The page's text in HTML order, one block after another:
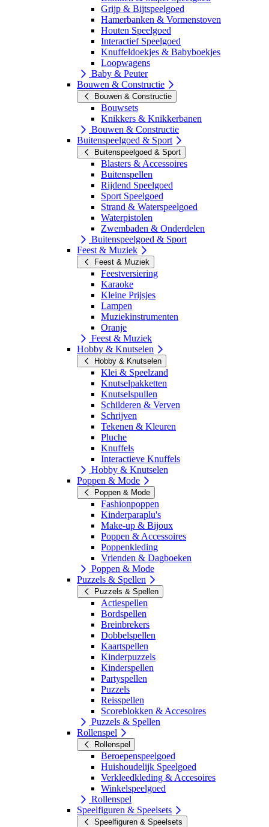
Grijp & Bijtspeelgoed
Hamerbanken & Vormenstoven
Houten Speelgoed
Interactief Speelgoed
Knuffeldoekjes & Babyboekjes
Loopwagens
Baby & Peuter
Bouwen & Constructie
Bouwen & Constructie
Bouwsets
Knikkers & Knikkerbanen
Bouwen & Constructie
Buitenspeelgoed & Sport
Buitenspeelgoed & Sport
Blasters & Accessoires
Buitenspellen
Rijdend Speelgoed
Sport Speelgoed
Strand & Waterspeelgoed
Waterpistolen
Zwembaden & Onderdelen
Buitenspeelgoed & Sport
Feest & Muziek
Feest & Muziek
Feestversiering
Karaoke
Kleine Prijsjes
Lampen
Muziekinstrumenten
Oranje
Feest & Muziek
Hobby & Knutselen
Hobby & Knutselen
Klei & Speelzand
Knutselpakketten
Knutselspullen
Schilderen & Verven
Schrijven
Tekenen & Kleuren
Pluche
Knuffels
Interactieve Knuffels
Hobby & Knutselen
Poppen & Mode
Poppen & Mode
Fashionpoppen
Kinderparaplu's
Make-up & Bijoux
Poppen & Accessoires
Poppenkleding
Vrienden & Dagboeken
Poppen & Mode
Puzzels & Spellen
Puzzels & Spellen
Actiespellen
Bordspellen
Breinbrekers
Dobbelspellen
Kaartspellen
Kinderpuzzels
Kinderspellen
Partyspellen
Puzzels
Reisspellen
Scoreblokken & Accesoires
Puzzels & Spellen
Rollenspel
Rollenspel
Beroepenspeelgoed
Huishoudelijk Speelgoed
Verkleedkleding & Accesoires
Winkelspeelgoed
Rollenspel
Speelfiguren & Speelsets
Speelfiguren & Speelsets